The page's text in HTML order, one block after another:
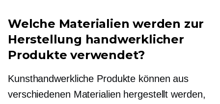
Welche Materialien werden zur
Herstellung handwerklicher
Produkte verwendet?
Kunsthandwerkliche Produkte können aus
verschiedenen Materialien hergestellt werden,